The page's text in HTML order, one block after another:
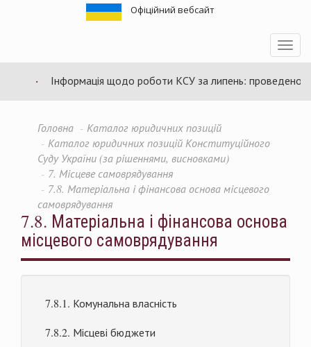
Офіційний вебсайт
Toggle
Інформація щодо роботи КСУ за липень: проведено 94
Головна
Каталог юридичних позицій
Каталог юридичних позицій Конституційного
Суду України (за рішеннями, висновками)
7. Місцеве самоврядування
7.8. Матеріальна і фінансова основа місцевого
самоврядування
7.8. Матеріальна і фінансова основа
місцевого самоврядування
7.8.1. Комунальна власність
7.8.2. Місцеві бюджети